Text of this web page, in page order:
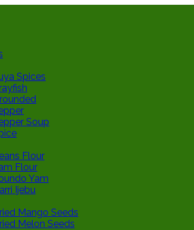
Spices
Soup
Flour
Flour
Yam
Ijebu
Mango Seeds
Melon Seeds